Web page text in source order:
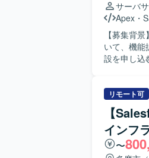
解の深化に取り組
クトセン
能を活用
ンで、大規
キャリア形成に取り組ん
サーバ
Apex ・
【募集背
いて、機能拡張
設を申し込
なり、仕
人物像】
ュニケー
インに対して
力】 大規
Salesforce
リモート可
【
インフ
〜